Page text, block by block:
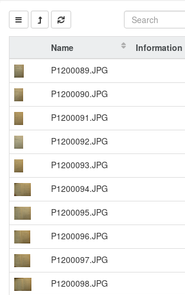
Name Information
P1200089.JPG
P1200090.JPG
P1200091.JPG
P1200092.JPG
P1200093.JPG
P1200094.JPG
P1200095.JPG
P1200096.JPG
P1200097.JPG
P1200098.JPG